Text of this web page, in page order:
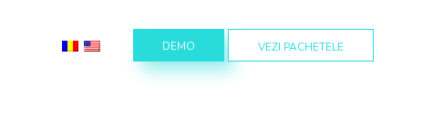
DEMO VEZI PACHETELE